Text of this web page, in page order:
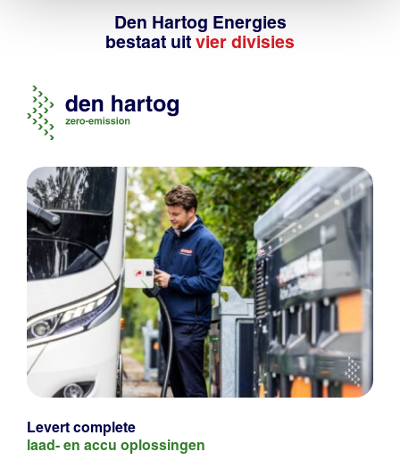
Den Hartog Energies
bestaat uit vier divisies
Levert complete
laad- en accu oplossingen